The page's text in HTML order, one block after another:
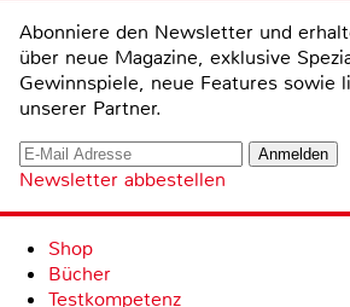
Abonniere den Newsletter und
über neue Magazine, exklusive
Gewinnspiele, neue Features sowie
unserer Partner.
Newsletter abbestellen
Shop
Bücher
Testkompetenz